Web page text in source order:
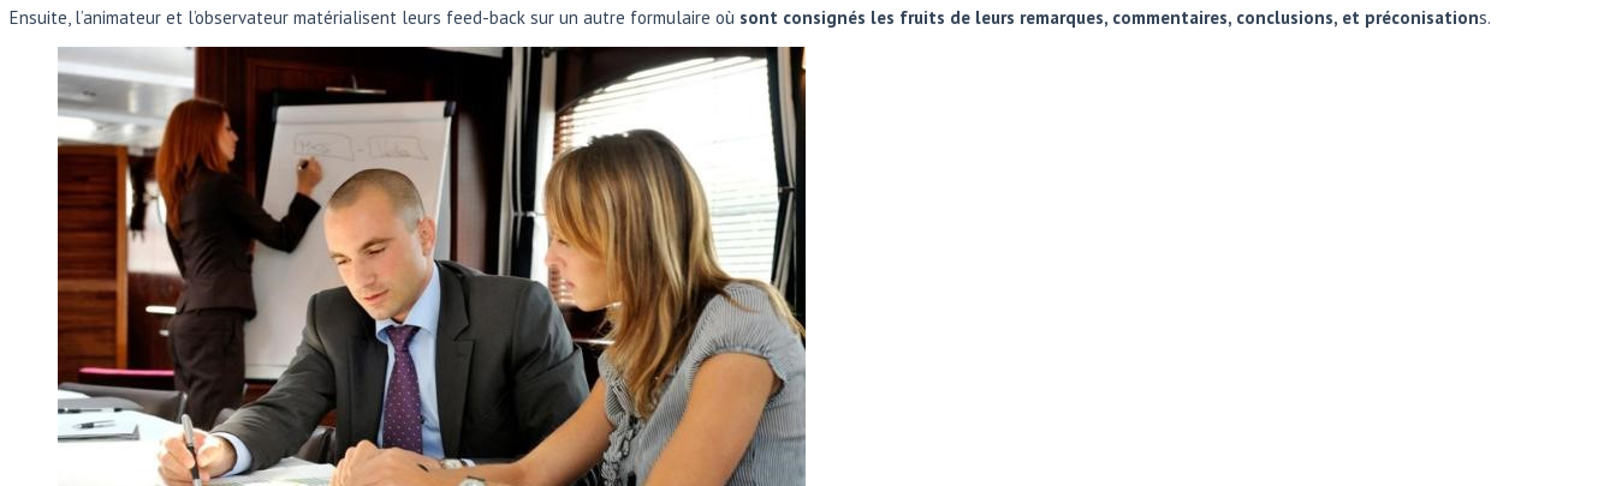
Ensuite, l’animateur et l’observateur matérialisent leurs feed-back sur un autre formulaire où sont consignés les fruits de leurs remarques, commentaires, conclusions, et préconisations.